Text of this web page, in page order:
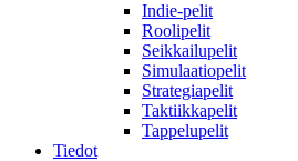
Indie-pelit
Roolipelit
Seikkailupelit
Simulaatiopelit
Strategiapelit
Taktiikkapelit
Tappelupelit
Tiedot